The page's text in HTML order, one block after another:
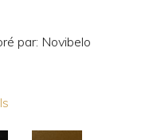
par: Novibelo